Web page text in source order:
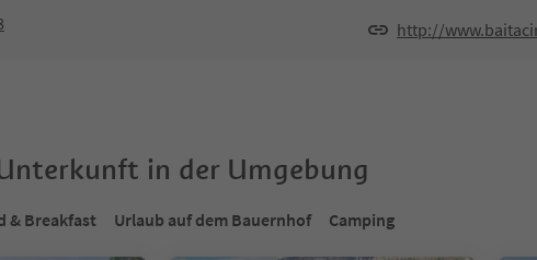
http://
in der Umgebung
& Breakfast Urlaub auf dem Bauernhof Camping